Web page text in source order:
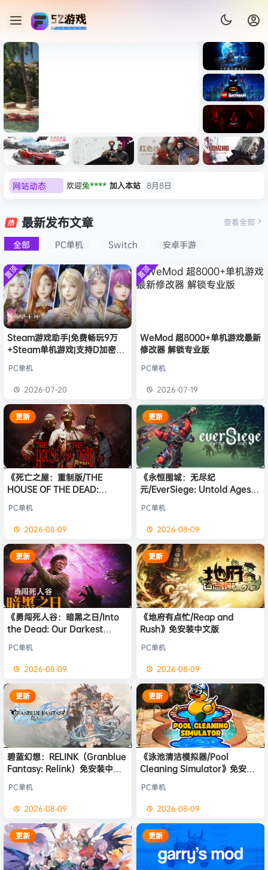
Light ）免安装中文版
《识质存
在/PRAG
MATA》
免安装中
文版
《乐高蝙
蝠侠：黑
暗骑士之
Dark
Creed
拟机
速：地平
线
6（Forza
Horizon
6）免安装
中文版
心/Atomi
c
Heart》
文版
n Desert
HYPERVI
SOR）免
安装中文
版
9：安魂
Requiem
）免安装
中文版
网站动态 欢迎兔**** 加入本站 8月8日
大**颠
欢迎大**颠
欢迎我*的 加入本站
8月8日
欢迎有*酱 加入本站
8月7日
e******i 签到获取 43 点积分 8月7日
欢迎Q*H 加入本站
欢迎e******i 加入本站
欢迎m******9 加入本站 1小时前
欢迎今***虎 加入本站 3小时前
3小时前
加入本站 10小时前
最新发布文章
全部 PC单机 Switch 安卓手游
查看全部
置顶
Steam游戏助手|免费畅玩9万
+Steam单机游戏|支持D加密以
PC单机
2026-07-20
置顶
WeMod 超8000+单机游戏最新
修改器 解锁专业版
PC单机
2026-07-19
更新
《死亡之屋：重制版/THE
HOUSE OF THE DEAD:
PC单机
2026-08-09
更新
《永恒围城：无尽纪
元/EverSiege: Untold Ages》
PC单机
2026-08-09
更新
《勇闯死人谷：暗黑之日/Into
the Dead: Our Darkest
PC单机
2026-08-09
更新
《地府有点忙/Reap and
Rush》免安装中文版
PC单机
2026-08-09
更新
碧蓝幻想：RELINK（Granblue
Fantasy: Relink）免安装中文
PC单机
2026-08-09
更新
《泳池清洁模拟器/Pool
Cleaning Simulator》免安装
PC单机
2026-08-09
更新 更新